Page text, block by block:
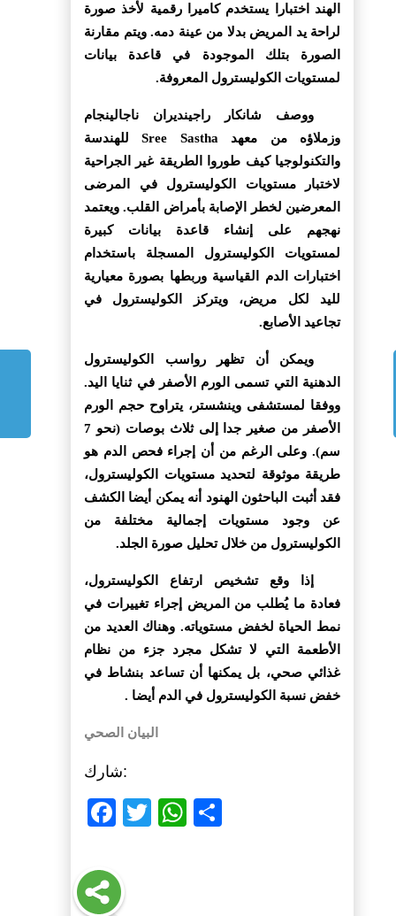
الهند اختبارا يستخدم كاميرا رقمية لأخذ صورة
لراحة يد المريض بدلا من عينة دمه. ويتم مقارنة
الصورة بتلك الموجودة في قاعدة بيانات
لمستويات الكوليسترول المعروفة.
ووصف شانكار راجينديران ناجالينجام
وزملاؤه من معهد Sree Sastha للهندسة
والتكنولوجيا كيف طوروا الطريقة غير الجراحية
لاختبار مستويات الكوليسترول في المرضى
المعرضين لخطر الإصابة بأمراض القلب. ويعتمد
نهجهم على إنشاء قاعدة بيانات كبيرة
لمستويات الكوليسترول المسجلة باستخدام
اختبارات الدم القياسية وربطها بصورة معيارية
لليد لكل مريض، ويتركز الكوليسترول في
تجاعيد الأصابع.
ويمكن أن تظهر رواسب الكوليسترول
الدهنية التي تسمى الورم الأصفر في ثنايا اليد.
ووفقا لمستشفى وينشستر، يتراوح حجم الورم
الأصفر من صغير جدا إلى ثلاث بوصات (نحو 7
سم). وعلى الرغم من أن إجراء فحص الدم هو
طريقة موثوقة لتحديد مستويات الكوليسترول،
فقد أثبت الباحثون الهنود أنه يمكن أيضا الكشف
عن وجود مستويات إجمالية مختلفة من
الكوليسترول من خلال تحليل صورة الجلد.
إذا وقع تشخيص ارتفاع الكوليسترول،
فعادة ما يُطلب من المريض إجراء تغييرات في
نمط الحياة لخفض مستوياته. وهناك العديد من
الأطعمة التي لا تشكل مجرد جزء من نظام
غذائي صحي، بل يمكنها أن تساعد بنشاط في
خفض نسبة الكوليسترول في الدم أيضا .
البيان الصحي
شارك:
Facebook
TwitterWhatsApp